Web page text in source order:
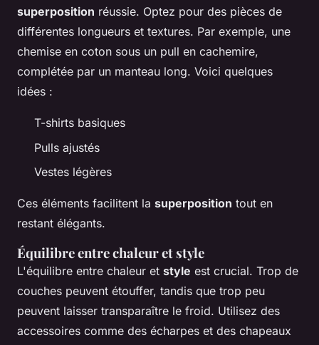
superposition réussie. Optez pour des pièces de
différentes longueurs et textures. Par exemple, une
chemise en coton sous un pull en cachemire,
complétée par un manteau long. Voici quelques
idées :
T-shirts basiques
Pulls ajustés
Vestes légères
Ces éléments facilitent la superposition tout en
restant élégants.
Équilibre entre chaleur et style
L'équilibre entre chaleur et style est crucial. Trop de
couches peuvent étouffer, tandis que trop peu
peuvent laisser transparaître le froid. Utilisez des
accessoires comme des écharpes et des chapeaux